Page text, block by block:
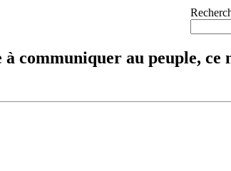
communiquer au peuple, ce